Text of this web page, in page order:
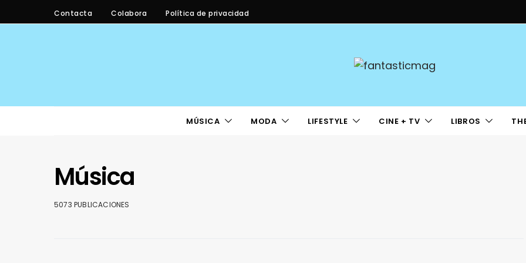
Contacta Colabora Política de privacidad
MÚSICA MODA LIFESTYLE CINE + TV LIBROS
Música
5073 PUBLICACIONES